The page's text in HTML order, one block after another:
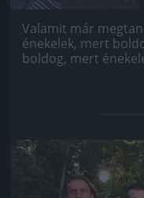
Valamit már
énekelek, mert
boldog, mert